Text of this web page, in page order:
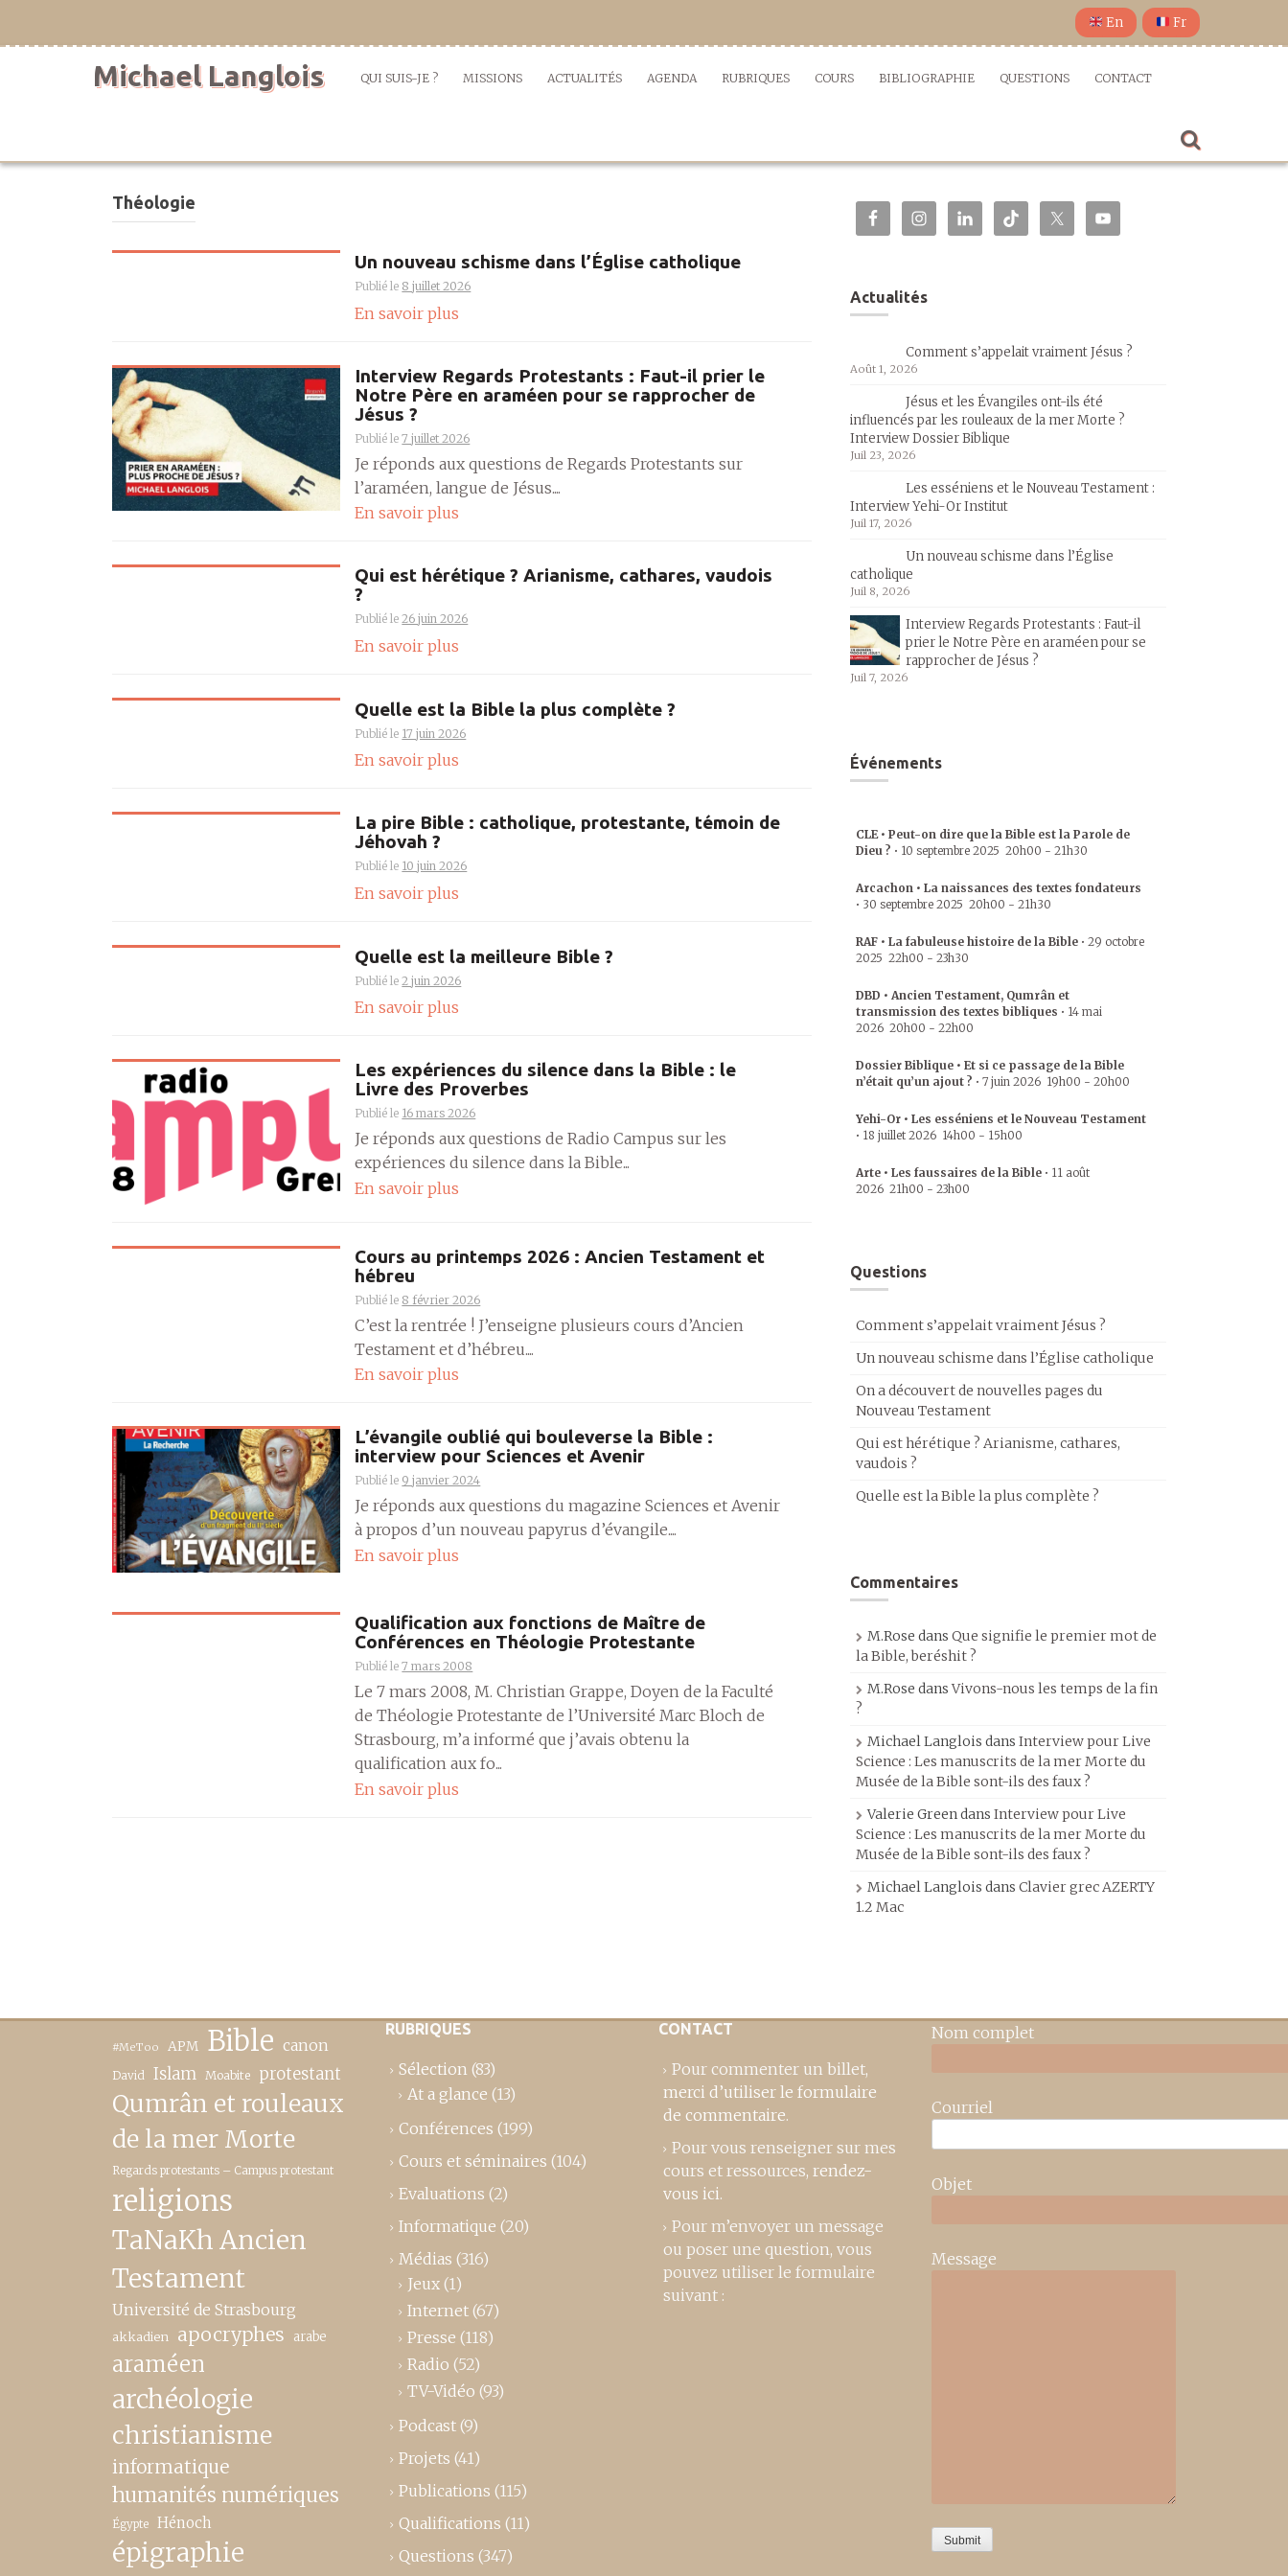
En Fr
Michael Langlois QUI SUIS-JE ? MISSIONS ACTUALITÉS AGENDA RUBRIQUES COURS BIBLIOGRAPHIE QUESTIONS CONTACT
Théologie
Un nouveau schisme dans l’Église catholique
Publié le 8 juillet 2026
En savoir plus
Interview Regards Protestants : Faut-il prier le
Notre Père en araméen pour se rapprocher de
Jésus ?
Publié le7 juillet 2026
Je réponds aux questions de Regards Protestants sur
l’araméen, langue de Jésus....
En savoir plus
Qui est hérétique ? Arianisme, cathares, vaudois
?
Publié le26 juin 2026
En savoir plus
Quelle est la Bible la plus complète ?
Publié le 17 juin 2026
En savoir plus
La pire Bible : catholique, protestante, témoin de
Jéhovah ?
Publié le 10 juin 2026
En savoir plus
Quelle est la meilleure Bible ?
Publié le2 juin 2026
En savoir plus
Les expériences du silence dans la Bible : le
Livre des Proverbes
Publié le 16 mars 2026
Je réponds aux questions de Radio Campus sur les
expériences du silence dans la Bible...
En savoir plus
Cours au printemps 2026 : Ancien Testament et
hébreu
Publié le 8 février 2026
C’est la rentrée ! J’enseigne plusieurs cours d’Ancien
Testament et d’hébreu....
En savoir plus
L’évangile oublié qui bouleverse la Bible :
interview pour Sciences et Avenir
Publié le 9 janvier 2024
Je réponds aux questions du magazine Sciences et Avenir
à propos d’un nouveau papyrus d’évangile....
En savoir plus
Qualification aux fonctions de Maître de
Conférences en Théologie Protestante
Publié le7 mars 2008
Le 7 mars 2008, M. Christian Grappe, Doyen de la Faculté
de Théologie Protestante de l’Université Marc Bloch de
Strasbourg, m’a informé que j’avais obtenu la
qualification aux fo...
En savoir plus
Actualités
Comment s’appelait vraiment Jésus ?
Août 1, 2026
Jésus et les Évangiles ont-ils été
influencés par les rouleaux de la mer Morte ?
Interview Dossier Biblique
Juil 23, 2026
Les esséniens et le Nouveau Testament :
Interview Yehi-Or Institut
Juil 17, 2026
Un nouveau schisme dans l’Église
catholique
Juil 8, 2026
Interview Regards Protestants : Faut-il
prier le Notre Père en araméen pour se
rapprocher de Jésus ?
Juil 7, 2026
Événements
CLE • Peut-on dire que la Bible est la Parole de
Dieu ? • 10 septembre 2025 20h00 - 21h30
Arcachon • La naissances des textes fondateurs
• 30 septembre 2025 20h00 - 21h30
RAF • La fabuleuse histoire de la Bible • 29 octobre
2025 22h00 - 23h30
DBD • Ancien Testament, Qumrân et
transmission des textes bibliques • 14 mai
2026 20h00 - 22h00
Dossier Biblique • Et si ce passage de la Bible
n’était qu’un ajout ? • 7 juin 2026 19h00 - 20h00
Yehi-Or • Les esséniens et le Nouveau Testament
• 18 juillet 2026 14h00 - 15h00
Arte • Les faussaires de la Bible • 11 août
2026 21h00 - 23h00
Questions
Comment s’appelait vraiment Jésus ?
Un nouveau schisme dans l’Église catholique
On a découvert de nouvelles pages du
Nouveau Testament
Qui est hérétique ? Arianisme, cathares,
vaudois ?
Quelle est la Bible la plus complète ?
Commentaires
M.Rose dans Que signifie le premier mot de
la Bible, beréshit ?
M.Rose dansVivons-nous les temps de la fin
?
Michael Langlois dans Interview pour Live
Science : Les manuscrits de la mer Morte du
Musée de la Bible sont-ils des faux ?
Valerie Greendans Interview pour Live
Science : Les manuscrits de la mer Morte du
Musée de la Bible sont-ils des faux ?
Michael Langlois dans Clavier grec AZERTY
1.2 Mac
#MeToo APM Bible canon
David Islam Moabite protestant
Qumrân et rouleaux
de la mer Morte
Regards protestants – Campus protestant
religions
TaNaKh Ancien
Testament
Université de Strasbourg
akkadien apocryphes arabe
araméen
archéologie
christianisme
informatique
humanités numériques
Égypte Hénoch
épigraphie
RUBRIQUES
Sélection (83)
At a glance (13)
Conférences (199)
Cours et séminaires (104)
Evaluations (2)
Informatique (20)
Médias (316)
Jeux (1)
Internet (67)
Presse (118)
Radio (52)
TV-Vidéo (93)
Podcast (9)
Projets (41)
Publications (115)
Qualifications (11)
Questions (347)
CONTACT
Pour commenter un billet,
merci d’utiliser le formulaire
de commentaire.
Pour vous renseigner sur mes
cours et ressources, rendez-
vous ici.
Pour m’envoyer un message
ou poser une question, vous
pouvez utiliser le formulaire
suivant :
Nom complet
Courriel
Objet
Message